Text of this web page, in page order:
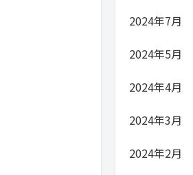
2024年7月
2024年5月
2024年4月
2024年3月
2024年2月